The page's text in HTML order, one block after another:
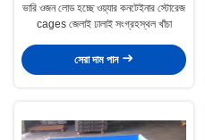
ভারি ওজন লোড হচ্ছে ওয়্যার কনটেইনার স্টোরেজ
cages জেলাই ঢালাই সংগ্রহস্থল খাঁচা
সেরা দাম পান